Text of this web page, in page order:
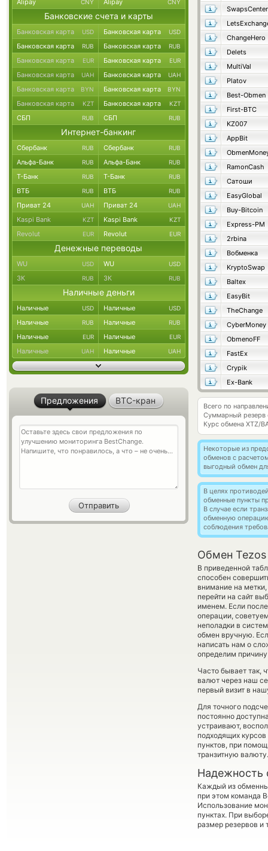
SwapsCenter
ChangeHero
Delets
MultiVal
Platov
Best-Obmen
First-BTC
KZ007
AppBit
RamonCash
Сатоши
EasyGlobal
Buy-Bitcoin
Express-PM
2rbina
Вобменка
KryptoSwap
Baltex
EasyBit
TheChange
CyberMoney
ObmenoFF
FastEx
Crypik
Ex-Bank
Всего по
Суммарный резерв
Курс обмена XTZ/
Некоторые из
обменов с
выгодный обмен
В целях
обменные пункты
В случае если
обменную
соблюдения
Обмен Tezos
В приведенной
способен
внимание на
перейти на сайт
именем. Если
операции,
неполадки в
обмен вручную.
написать нам о
определим
Часто бывает так,
валют через наш
первый визит в
Для точного
постоянно
устраивают,
подходящих
пунктов, при
транзитную валюту.
Надежность
Каждый из
при этом команда
Использование
пунктах. При
размер резервов и
Alipay CNY Alipay CNY
Банковские счета и карты
Банковская карта USD Банковская карта USD
Банковская карта RUB Банковская карта RUB
Банковская карта EUR Банковская карта EUR
Банковская карта UAH Банковская карта UAH
Банковская карта BYN Банковская карта BYN
Банковская карта KZT Банковская карта KZT
СБП RUB СБП RUB
Интернет-банкинг
Сбербанк RUB Сбербанк RUB
Альфа-Банк RUB Альфа-Банк RUB
Т-Банк RUB Т-Банк RUB
ВТБ RUB ВТБ RUB
Приват 24 UAH Приват 24 UAH
Kaspi Bank KZT Kaspi Bank KZT
Revolut EUR Revolut EUR
Денежные переводы
WU USD WU USD
ЗК RUB ЗК RUB
Наличные деньги
Наличные USD Наличные USD
Наличные RUB Наличные RUB
Наличные EUR Наличные EUR
Наличные UAH Наличные UAH
Предложения BTC-кран